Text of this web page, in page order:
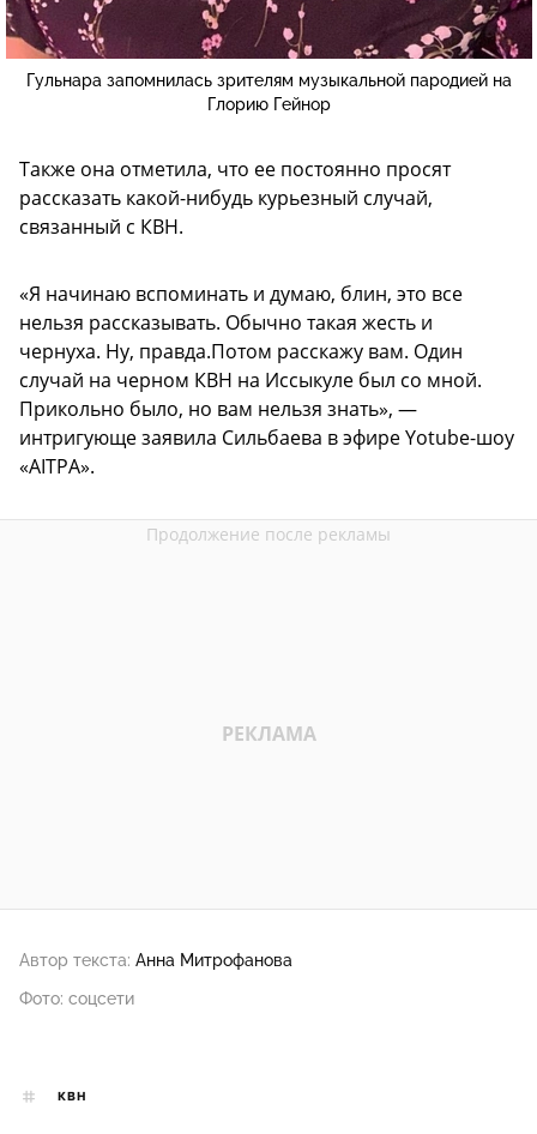
Гульнара запомнилась зрителям музыкальной пародией на
Глорию Гейнор
Также она отметила, что ее постоянно просят
рассказать какой-нибудь курьезный случай,
связанный с КВН.
«Я начинаю вспоминать и думаю, блин, это все
нельзя рассказывать. Обычно такая жесть и
чернуха. Ну, правда.Потом расскажу вам. Один
случай на черном КВН на Иссыкуле был со мной.
Прикольно было, но вам нельзя знать», —
интригующе заявила Сильбаева в эфире Yotube-шоу
«AITPA».
Автор текста: Анна Митрофанова
Фото: соцсети
КВН